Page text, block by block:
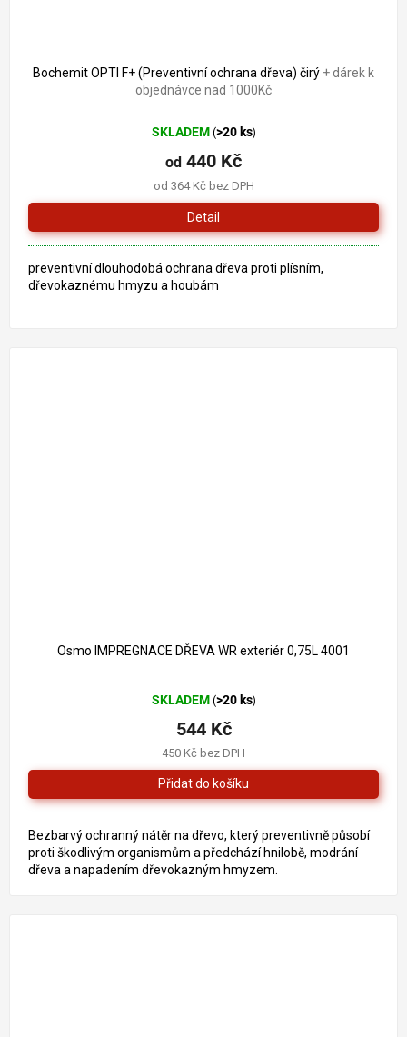
Bochemit OPTI F+ (Preventivní ochrana dřeva) čirý + dárek k
objednávce nad 1000Kč
SKLADEM (>20 ks)
od 364 Kč bez DPH
od 440 Kč
Detail
preventivní dlouhodobá ochrana dřeva proti plísním,
dřevokaznému hmyzu a houbám
Osmo IMPREGNACE DŘEVA WR exteriér 0,75L 4001
hodnocení
produktu
je
3,0
z
5
hvězdiček.
SKLADEM (>20 ks)
450 Kč bez DPH
544 Kč
Bezbarvý ochranný nátěr na dřevo, který preventivně působí
proti škodlivým organismům a předchází hnilobě, modrání
dřeva a napadením dřevokazným hmyzem.